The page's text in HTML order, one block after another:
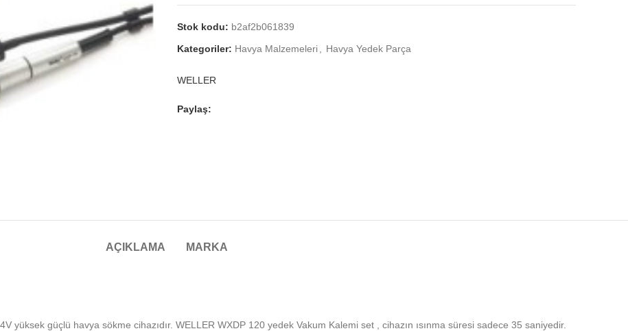
Stok kodu: b2af2b061839
Kategoriler: Havya Malzemeleri Havya Yedek Parça
WELLER
Paylaş:
AÇIKLAMA MARKA
yüksek güçlü havya sökme cihazıdır. WELLER WXDP 120 yedek Vakum Kalemi set , cihazın ısınma süresi sadece 35 saniyedir.